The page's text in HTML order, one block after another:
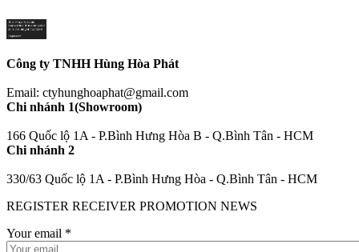
Công ty TNHH Hùng Hòa Phát
Email: ctyhunghoaphat@gmail.com
Chi nhánh 1(Showroom)
166 Quốc lộ 1A - P.Bình Hưng Hòa B - Q.Bình Tân - HCM
Chi nhánh 2
330/63 Quốc lộ 1A - P.Bình Hưng Hòa - Q.Bình Tân - HCM
REGISTER RECEIVER PROMOTION NEWS
Your email *